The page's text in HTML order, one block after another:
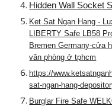
Hidden Wall Socket
Ket Sat Ngan Hang -
LIBERTY Safe LB58
Bremen Germany-cửa
văn phòng ở tphcm
https://
sat-ngan-hang-
Burglar Fire Safe